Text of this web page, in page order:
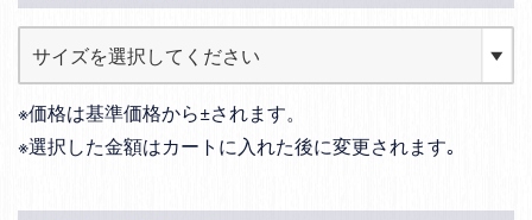
※価格は基準価格から±されます。
※選択した金額はカートに入れた後に変更されます｡